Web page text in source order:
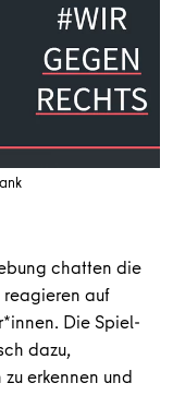
chatten die
reagieren auf
Die Spiel-
dazu,
erkennen und